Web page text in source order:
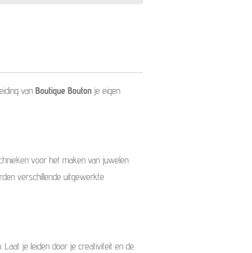
van Boutique Bouton je eigen
voor het maken van juwelen
verschillende uitgewerkte
je leiden door je creativiteit en de